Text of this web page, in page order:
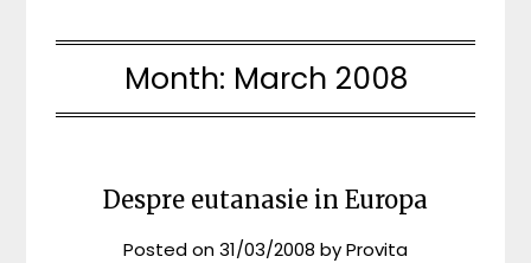
Month: March 2008
Despre eutanasie in Europa
Posted on31/03/2008 byProvita